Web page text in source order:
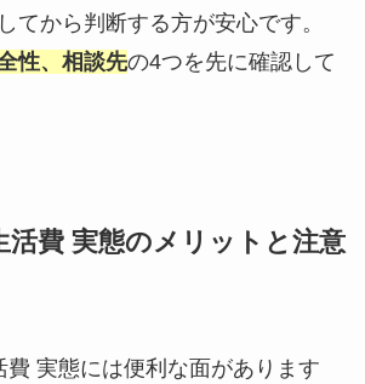
てから判断する方が安心です。
性、相談先の4つを先に確認して
活費 実態のメリットと注意
費 実態には便利な面があります